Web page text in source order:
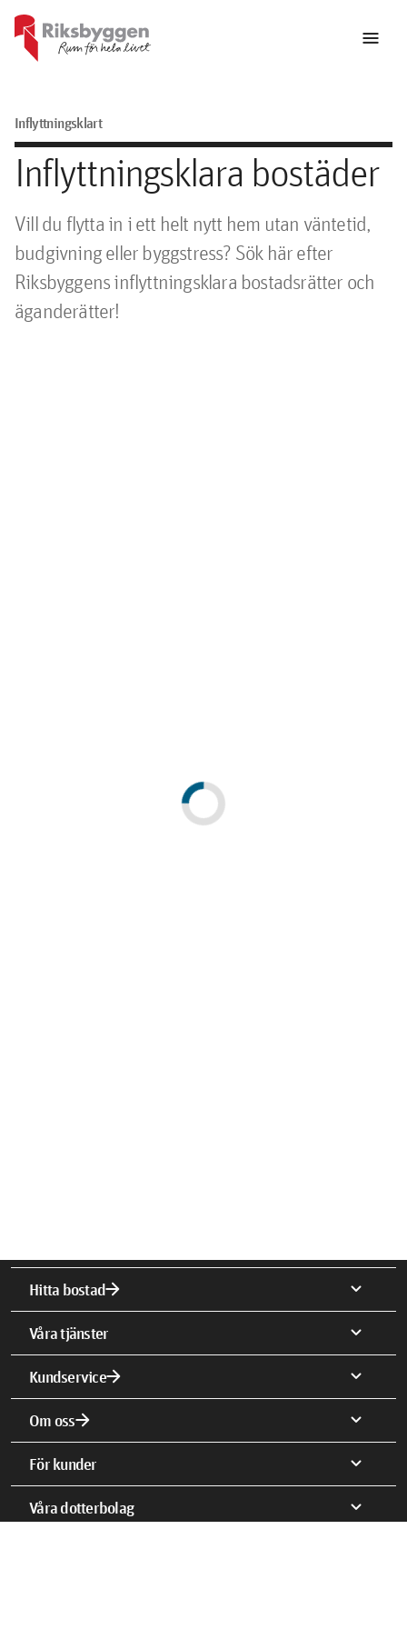
menu
Inflyttningsklart
Inflyttningsklara bostäder
Vill du flytta in i ett helt nytt hem utan väntetid,
budgivning eller byggstress? Sök här efter
Riksbyggens inflyttningsklara bostadsrätter och
äganderätter!
Hitta bostadarrow_forward expand_more
Våra tjänster expand_more
Kundservicearrow_forward expand_more
Om ossarrow_forward expand_more
För kunder expand_more
Våra dotterbolag expand_more